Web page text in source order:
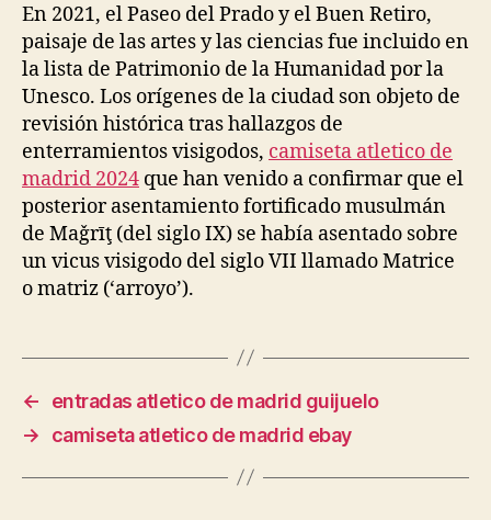
En 2021, el Paseo del Prado y el Buen Retiro,
paisaje de las artes y las ciencias fue incluido en
la lista de Patrimonio de la Humanidad por la
Unesco. Los orígenes de la ciudad son objeto de
revisión histórica tras hallazgos de
enterramientos visigodos, camiseta atletico de
madrid 2024 que han venido a confirmar que el
posterior asentamiento fortificado musulmán
de Maǧrīţ (del siglo IX) se había asentado sobre
un vicus visigodo del siglo VII llamado Matrice
o matriz (‘arroyo’).
←
entradas atletico de madrid guijuelo
→
camiseta atletico de madrid ebay